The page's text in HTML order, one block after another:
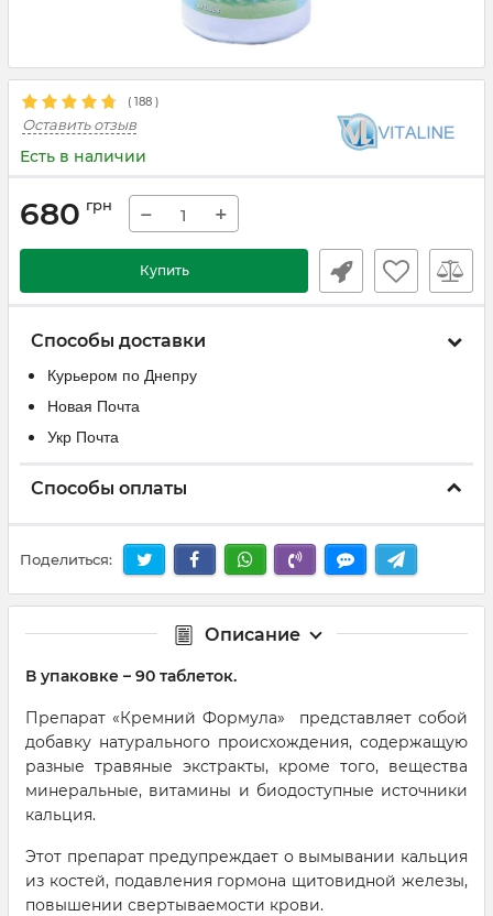
( 188 )
Оставить отзыв
Есть в наличии
680 грн − +
Купить
Способы доставки
Курьером по Днепру
Новая Почта
Укр Почта
Способы оплаты
Поделиться:
Описание
В упаковке – 90 таблеток.
Препарат «Кремний Формула» представляет собой
добавку натурального происхождения, содержащую
разные травяные экстракты, кроме того, вещества
минеральные, витамины и биодоступные источники
кальция.
Этот препарат предупреждает о вымывании кальция
из костей, подавления гормона щитовидной железы,
повышении свертываемости крови.